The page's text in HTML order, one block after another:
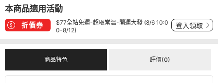
本商品適用活動
折價券
$77全站免運-超取常溫-開運大發 (8/6 10:0
0-8/12)
登入領取
商品特色 評價(0)